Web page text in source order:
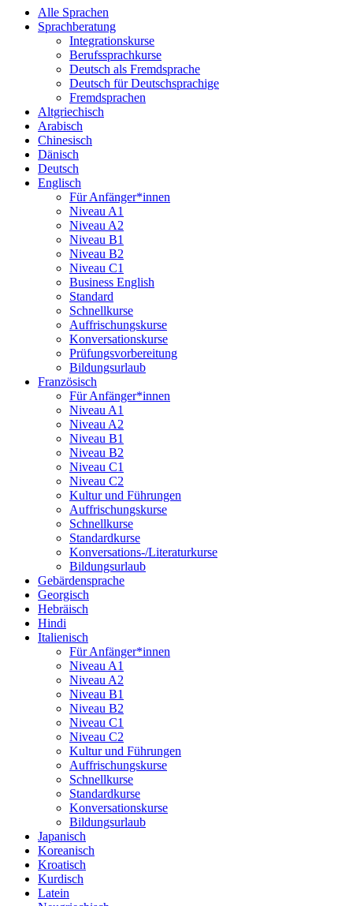
Alle Sprachen
Sprachberatung
Integrationskurse
Berufssprachkurse
Deutsch als Fremdsprache
Deutsch für Deutschsprachige
Fremdsprachen
Altgriechisch
Arabisch
Chinesisch
Dänisch
Deutsch
Englisch
Für Anfänger*innen
Niveau A1
Niveau A2
Niveau B1
Niveau B2
Niveau C1
Business English
Standard
Schnellkurse
Auffrischungskurse
Konversationskurse
Prüfungsvorbereitung
Bildungsurlaub
Französisch
Für Anfänger*innen
Niveau A1
Niveau A2
Niveau B1
Niveau B2
Niveau C1
Niveau C2
Kultur und Führungen
Auffrischungskurse
Schnellkurse
Standardkurse
Konversations-/Literaturkurse
Bildungsurlaub
Gebärdensprache
Georgisch
Hebräisch
Hindi
Italienisch
Für Anfänger*innen
Niveau A1
Niveau A2
Niveau B1
Niveau B2
Niveau C1
Niveau C2
Kultur und Führungen
Auffrischungskurse
Schnellkurse
Standardkurse
Konversationskurse
Bildungsurlaub
Japanisch
Koreanisch
Kroatisch
Kurdisch
Latein